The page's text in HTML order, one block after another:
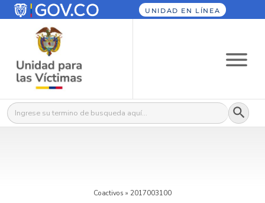
UNIDAD EN LÍNEA
Buscar: Botón
Coactivos » 2017003100